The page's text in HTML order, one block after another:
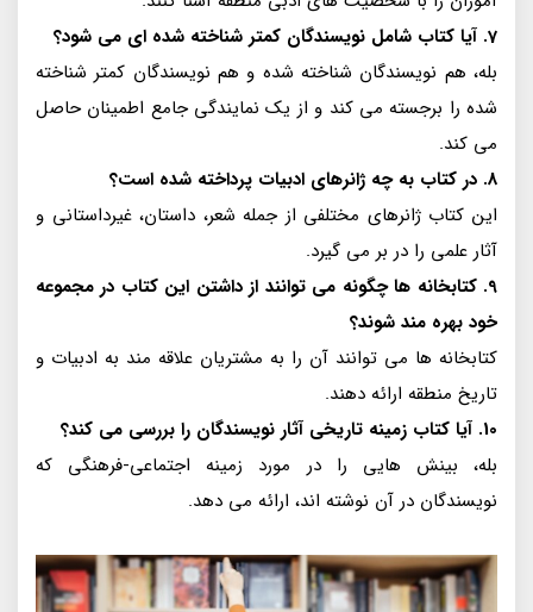
7. آیا کتاب شامل نویسندگان کمتر شناخته شده ای می شود؟
بله، هم نویسندگان شناخته شده و هم نویسندگان کمتر شناخته
شده را برجسته می کند و از یک نمایندگی جامع اطمینان حاصل
می کند.
8. در کتاب به چه ژانرهای ادبیات پرداخته شده است؟
این کتاب ژانرهای مختلفی از جمله شعر، داستان، غیرداستانی و
آثار علمی را در بر می گیرد.
9. کتابخانه ها چگونه می توانند از داشتن این کتاب در مجموعه
خود بهره مند شوند؟
کتابخانه ها می توانند آن را به مشتریان علاقه مند به ادبیات و
تاریخ منطقه ارائه دهند.
10. آیا کتاب زمینه تاریخی آثار نویسندگان را بررسی می کند؟
بله، بینش هایی را در مورد زمینه اجتماعی-فرهنگی که
نویسندگان در آن نوشته اند، ارائه می دهد.